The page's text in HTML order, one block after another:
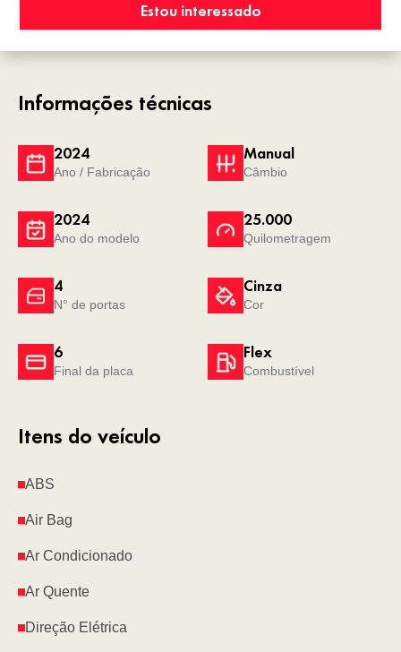
Estou interessado
Informações técnicas
2024
Ano / Fabricação
Manual
Câmbio
4
N° de portas
Cinza
Cor
2024
Ano do modelo
25.000
Quilometragem
6
Final da placa
Flex
Combustível
Itens do veículo
ABS
Air Bag
Ar Condicionado
Ar Quente
Direção Elétrica